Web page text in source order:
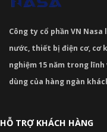
Công ty cổ phần VN
nước, thiết bị điện cơ, cơ
nghiệm 15 năm trong
dùng của hàng ngàn
HỖ TRỢ KHÁCH HÀNG